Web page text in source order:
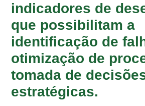
indicadores de
que possibilitam a
identificação de
otimização de
tomada de
estratégicas.